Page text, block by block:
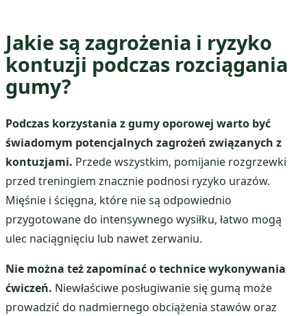
Jakie są zagrożenia i ryzyko
kontuzji podczas rozciągania
gumy?
Podczas korzystania z gumy oporowej warto być
świadomym potencjalnych zagrożeń związanych z
kontuzjami. Przede wszystkim, pomijanie rozgrzewki
przed treningiem znacznie podnosi ryzyko urazów.
Mięśnie i ścięgna, które nie są odpowiednio
przygotowane do intensywnego wysiłku, łatwo mogą
ulec naciągnięciu lub nawet zerwaniu.
Nie można też zapominać o technice wykonywania
ćwiczeń. Niewłaściwe posługiwanie się gumą może
prowadzić do nadmiernego obciążenia stawów oraz